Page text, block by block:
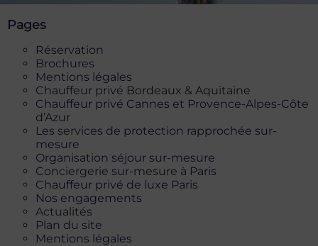
Pages
Réservation
Brochures
Mentions légales
Chauffeur privé Bordeaux & Aquitaine
Chauffeur privé Cannes et Provence-Alpes-Côte
d’Azur
Les services de protection rapprochée sur-
mesure
Organisation séjour sur-mesure
Conciergerie sur-mesure à Paris
Chauffeur privé de luxe Paris
Nos engagements
Actualités
Plan du site
Mentions légales